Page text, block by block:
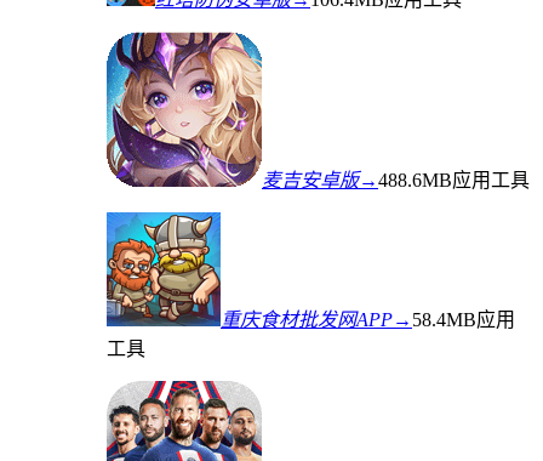
麦吉安卓版→488.6MB应用工具
重庆食材批发网APP→ 58.4MB应用
工具